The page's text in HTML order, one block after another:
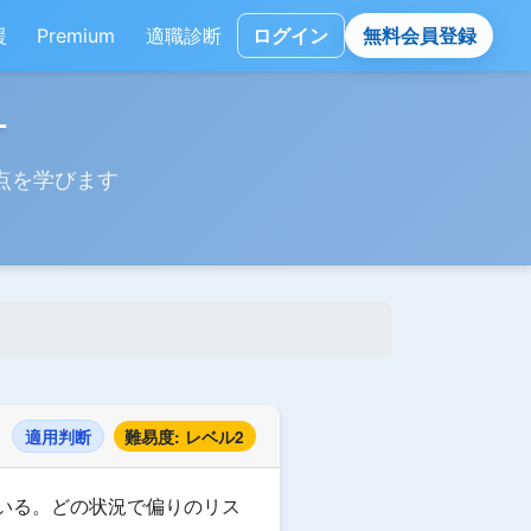
Premium 適職診断 ログイン 無料会員登録
を学びます
適用判断 難易度: レベル2
る。どの状況で偏りのリス